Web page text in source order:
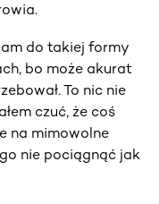
do takiej formy
bo może akurat
To nic nie
czuć, że coś
na mimowolne
nie pociągnąć jak